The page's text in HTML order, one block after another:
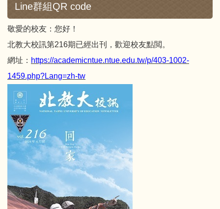
Line群組QR code
敬愛的校友：您好！
北教大校訊第216期已經出刊，歡迎校友點閲。
網址： https://academicntue.ntue.edu.tw/p/403-1002-
1459.php?Lang=zh-tw